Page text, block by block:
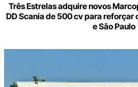
Três Estrelas adquire novos
DD Scania de 500 cv para reforçar
e São Paulo